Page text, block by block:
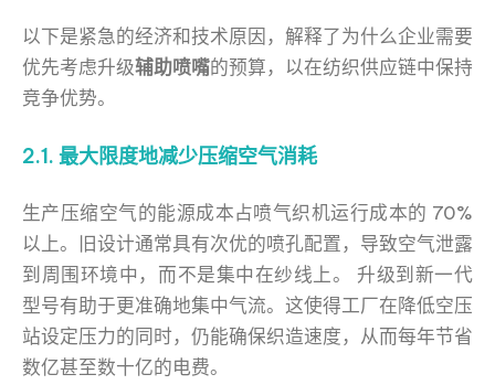
以下是紧急的经济和技术原因，解释了为什么企业需要
优先考虑升级辅助喷嘴的预算，以在纺织供应链中保持
竞争优势。
2.1. 最大限度地减少压缩空气消耗
生产压缩空气的能源成本占喷气织机运行成本的 70%
以上。旧设计通常具有次优的喷孔配置，导致空气泄露
到周围环境中，而不是集中在纱线上。 升级到新一代
型号有助于更准确地集中气流。这使得工厂在降低空压
站设定压力的同时，仍能确保织造速度，从而每年节省
数亿甚至数十亿的电费。